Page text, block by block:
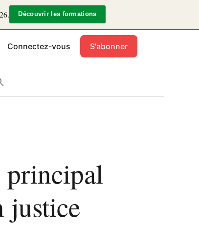
Découvrir les formations
Connectez-vous S'abonner
principal
justice